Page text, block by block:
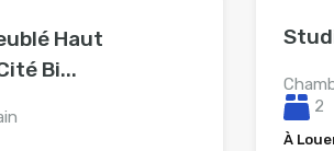
Haut
Bi...
2
À